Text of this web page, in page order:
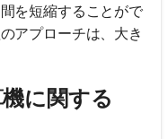
を短縮することがで
アプローチは、大き
に関する